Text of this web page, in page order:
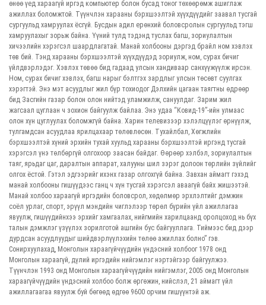
өнөө үед хараагүй иргэд компьютер болон бусад тоног төхөөрөмж ашиглаж
ажиллах боломжтой. Түүнчлэн харааны бэрхшээлтэй хүүхдүүдийг заавал тусгай
сургуульд хамруулах ёсгүй. Бусдын адил ерөнхий боловсролын сургуульд тэгш
хамруулахыг зорьж байна. Үүний тулд тэдэнд туслах багш, зориулалтын
хичээлийн хэрэгсэл шаардлагатай. Манай холбооны дэргэд брайл ном хэвлэх
төв бий. Тэнд харааны бэрхшээлтэй хүүхдүүдэд зориулж, ном, сурах бичиг
үйлдвэрлэдэг. Хэвлэх төвөө бид гадаад улсын хандиваар санхүүжүүлж ирсэн.
Ном, сурах бичиг хэвлэх, багш нарыг бэлтгэх зардлыг улсын төсөвт суулгах
хэрэгтэй. Энэ мэт асуудлыг жил бүр тохиодог Дэлхийн цагаан таягтны өдрөөр
бид Засгийн газар болон олон нийтэд уламжилж, сануулдаг. Зарим жил
жагсаал цуглаан ч зохион байгуулж байлаа. Энэ удаа “Ковид-19”-ийн улмаас
олон хүн цуглуулах боломжгүй байна. Харин телевизээр хэлэлцүүлэг өрнүүлж,
тулгамдсан асуудлаа ярилцахаар төлөвлөсөн. Тухайлбал, Хөгжлийн
бэрхшээлтэй хүний эрхийн тухай хуульд харааны бэрхшээлтэй иргэнд тусгай
хэрэгсэл үнэ төлбөргүй олгохоор заасан байдаг. Өөрөөр хэлбэл, зориулалтын
таяг, ярьдаг цаг, даралтын аппарат, халууны шил зэрэг долоон төрлийн зүйлийг
олгох ёстой. Гэтэл эдгээрийг ихэнх газар олгохгүй байна. Завхан аймагт гэхэд
манай холбооны гишүүдээс ганц ч хүн тусгай хэрэгсэл аваагүй байх жишээтэй.
Манай холбоо хараагүй иргэдийн боловсрол, хөдөлмөр эрхлэлтийг дэмжин
соёл урлаг, спорт, эрүүл мэндийн чиглэлээр төрөл бүрийн үйл ажиллагаа
явуулж, гишүүдийнхээ эрхийг хамгаалах, нийгмийн харилцаанд оролцоход нь бүх
талын дэмжлэг үзүүлэх зорилготой ашгийн бус байгууллага. Тиймээс бид дээр
дурдсан асуудлуудыг шийдвэрлүүлэхийн төлөө ажиллах болно” гэв.
Сонирхуулахад, Монголын хараагүйчүүдийн үндэсний холбоог 1978 онд
Монголын хараагүй, дүлий иргэдийн нийгэмлэг нэртэйгээр байгуулжээ.
Түүнчлэн 1993 онд Монголын хараагүйчүүдийн нийгэмлэг, 2005 онд Монголын
хараагүйчүүдийн үндэсний холбоо болж өргөжин, нийслэл, 21 аймагт үйл
ажиллагаагаа явуулж буй бөгөөд өдгөө 9600 орчим гишүүнтэй аж.